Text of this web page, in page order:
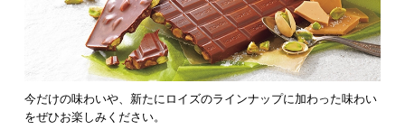
今だけの味わいや、新たにロイズのラインナップに加わった味わい
をぜひお楽しみください。